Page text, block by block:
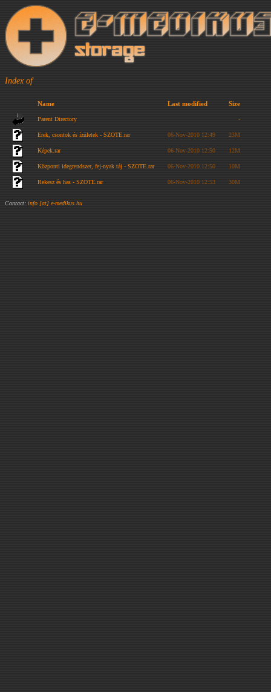
Index of
Name Last modified Size
Parent Directory -
Erek, csontok és ízületek - SZOTE.rar 06-Nov-2010 12:49 23M
Képek.rar 06-Nov-2010 12:50 12M
Központi idegrendszer, fej-nyak táj - SZOTE.rar 06-Nov-2010 12:50 10M
Rekesz és has - SZOTE.rar 06-Nov-2010 12:53 30M
Contact: info [at] e-medikus.hu